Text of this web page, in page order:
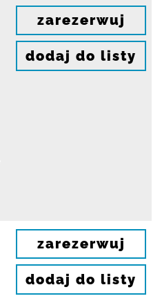
zarezerwuj
dodaj do listy
zarezerwuj
dodaj do listy